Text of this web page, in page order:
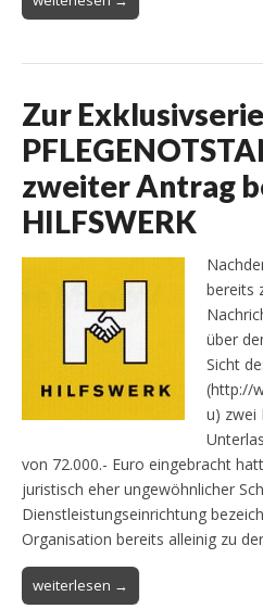
Zur Exklusivserie
zweiter Antrag
HILFSWERK
bereits
über
Sicht
(http://
u) zwei
von 72.000.- Euro eingebracht
juristisch eher ungewöhnlicher
Dienstleistungseinrichtung
Organisation bereits alleinig zu
weiterlesen →